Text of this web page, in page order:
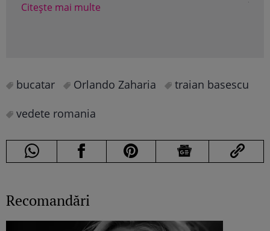
Citește mai multe
bucatar Orlando Zaharia
traian basescu
vedete romania
Recomandări